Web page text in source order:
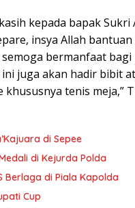
kepada bapak Sukri
insya Allah
bermanfaat bagi
juga akan hadir bibit
tenis meja,”
di Sepee
di Kejurda Polda
Berlaga di Piala Kapolda
Cup